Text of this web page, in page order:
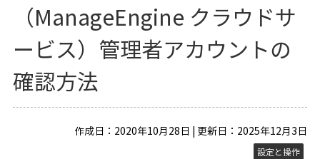
（ManageEngine クラウドサ
ービス）管理者アカウントの
確認方法
作成日：2020年10月28日 | 更新日：2025年12月3日
設定と操作